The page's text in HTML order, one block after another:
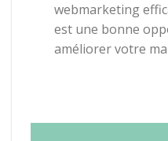
webmarketing
est une bonne
améliorervotre